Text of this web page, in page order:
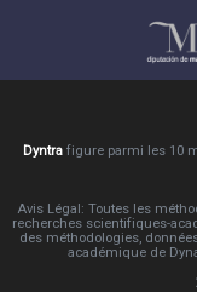
Dyntra figure parmi les 10
Avis Légal: Toutes les
recherches scientifiques-
des méthodologies,
académique de